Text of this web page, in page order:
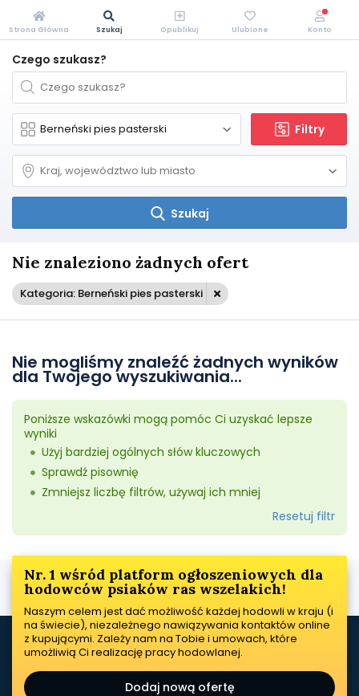
Czego szukasz?
Filtry
Szukaj
Nie znaleziono żadnych ofert
Kategoria: Berneński pies pasterski
Nie mogliśmy znaleźć żadnych wyników
dla Twojego wyszukiwania...
Poniższe wskazówki mogą pomóc Ci uzyskać lepsze
wyniki
Użyj bardziej ogólnych słów kluczowych
Sprawdź pisownię
Zmniejsz liczbę filtrów, używaj ich mniej
Resetuj filtr
Nr. 1 wśród platform ogłoszeniowych dla
hodowców psiaków ras wszelakich!
Naszym celem jest dać możliwość każdej hodowli w kraju (i
na świecie), niezależnego nawiązywania kontaktów online
z kupującymi. Zależy nam na Tobie i umowach, które
umożliwią Ci realizację pracy hodowlanej.
Dodaj nową ofertę
Strona Główna Szukaj Opublikuj Ulubione Konto